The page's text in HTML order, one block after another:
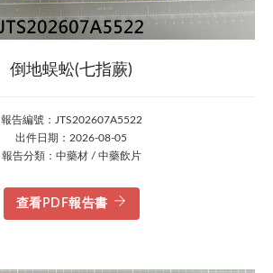
倒地蜈蚣(七指蕨)
報告編號：JTS202607A5522
出件日期：2026-08-05
報告分類：中藥材 / 中藥飲片
查看PDF報告書